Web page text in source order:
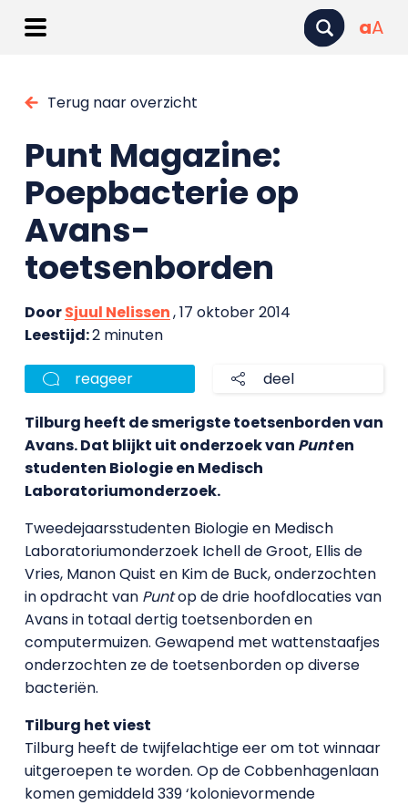
aA
Terug naar overzicht
Punt Magazine:
Poepbacterie op
Avans-
toetsenborden
DoorSjuul Nelissen, 17 oktober 2014
Leestijd:2 minuten
reageer deel
Tilburg heeft de smerigste toetsenborden van
Avans. Dat blijkt uit onderzoek van Punten
studenten Biologie en Medisch
Laboratoriumonderzoek.
Tweedejaarsstudenten Biologie en Medisch
Laboratoriumonderzoek Ichell de Groot, Ellis de
Vries, Manon Quist en Kim de Buck, onderzochten
in opdracht van Puntop de drie hoofdlocaties van
Avans in totaal dertig toetsenborden en
computermuizen. Gewapend met wattenstaafjes
onderzochten ze de toetsenborden op diverse
bacteriën.
Tilburg het viest
Tilburg heeft de twijfelachtige eer om tot winnaar
uitgeroepen te worden. Op de Cobbenhagenlaan
komen gemiddeld 339 ‘kolonievormende